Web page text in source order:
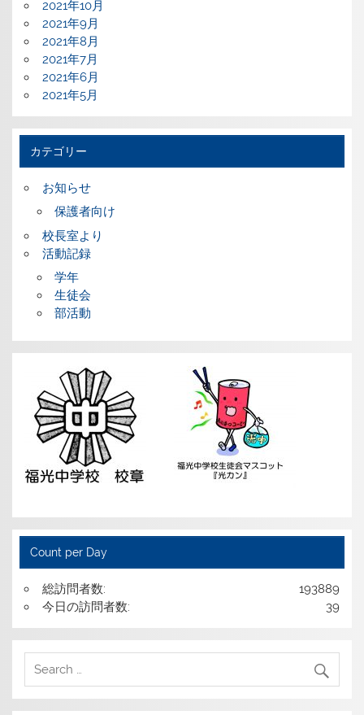
2021年10月
2021年9月
2021年8月
2021年7月
2021年6月
2021年5月
カテゴリー
お知らせ
保護者向け
校長室より
活動記録
学年
生徒会
部活動
Count per Day
193889
総訪問者数:
39
今日の訪問者数: